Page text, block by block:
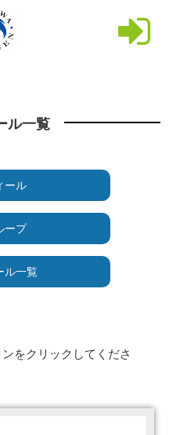
ル一覧
ール
ープ
ル一覧
をクリックしてくださ